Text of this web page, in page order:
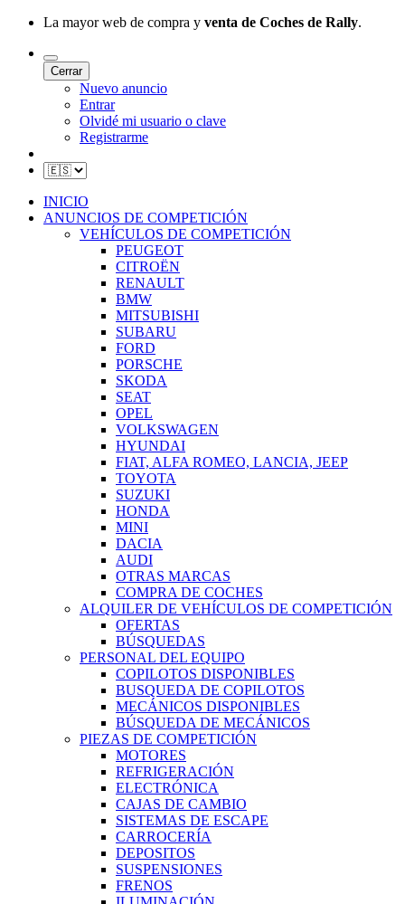
La mayor web de compra y venta de Coches de Rally.
Cerrar
Nuevo anuncio
Entrar
Olvidé mi usuario o clave
Registrarme
INICIO
ANUNCIOS DE COMPETICIÓN
VEHÍCULOS DE COMPETICIÓN
PEUGEOT
CITROËN
RENAULT
BMW
MITSUBISHI
SUBARU
FORD
PORSCHE
SKODA
SEAT
OPEL
VOLKSWAGEN
HYUNDAI
FIAT, ALFA ROMEO, LANCIA, JEEP
TOYOTA
SUZUKI
HONDA
MINI
DACIA
AUDI
OTRAS MARCAS
COMPRA DE COCHES
ALQUILER DE VEHÍCULOS DE COMPETICIÓN
OFERTAS
BÚSQUEDAS
PERSONAL DEL EQUIPO
COPILOTOS DISPONIBLES
BUSQUEDA DE COPILOTOS
MECÁNICOS DISPONIBLES
BÚSQUEDA DE MECÁNICOS
PIEZAS DE COMPETICIÓN
MOTORES
REFRIGERACIÓN
ELECTRÓNICA
CAJAS DE CAMBIO
SISTEMAS DE ESCAPE
CARROCERÍA
DEPOSITOS
SUSPENSIONES
FRENOS